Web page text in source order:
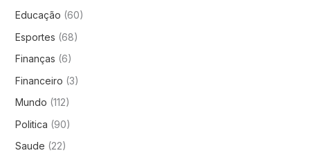
Educação (60)
Esportes (68)
Finanças (6)
Financeiro (3)
Mundo (112)
Politica (90)
Saude (22)